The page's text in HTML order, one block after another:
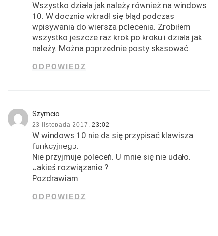
Wszystko działa jak należy również na windows
10. Widocznie wkradł się błąd podczas
wpisywania do wiersza polecenia. Zrobiłem
wszystko jeszcze raz krok po kroku i działa jak
należy. Można poprzednie posty skasować.
ODPOWIEDZ
Szymcio
23 listopada 2017, 23:02
W windows 10 nie da się przypisać klawisza
funkcyjnego.
Nie przyjmuje poleceń. U mnie się nie udało.
Jakieś rozwiązanie ?
Pozdrawiam
ODPOWIEDZ